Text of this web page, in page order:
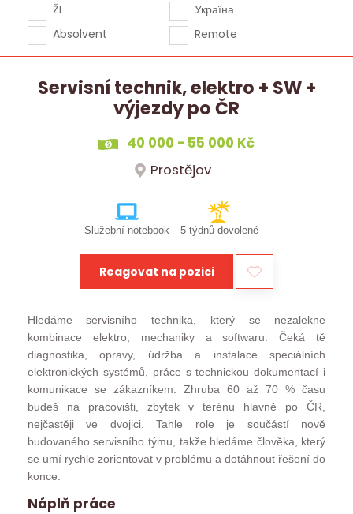
ŽL
Absolvent
Україна
Remote
Servisní technik, elektro + SW +
výjezdy po ČR
40 000 - 55 000 Kč
Prostějov
Služební notebook 5 týdnů dovolené
Reagovat na pozici
Hledáme servisního technika, který se nezalekne
kombinace elektro, mechaniky a softwaru. Čeká tě
diagnostika, opravy, údržba a instalace speciálních
elektronických systémů, práce s technickou dokumentací i
komunikace se zákazníkem. Zhruba 60 až 70 % času
budeš na pracovišti, zbytek v terénu hlavně po ČR,
nejčastěji ve dvojici. Tahle role je součástí nově
budovaného servisního týmu, takže hledáme člověka, který
se umí rychle zorientovat v problému a dotáhnout řešení do
konce.
Náplň práce